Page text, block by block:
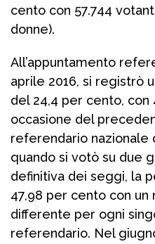
cento con 57.744
donne).
All’appuntamento
aprile 2016, si registrò
del 24,4 per cento, con
occasione del
referendario nazionale
quando si votò su due
definitiva dei seggi, la
47,98 per cento con un
differente per ogni
referendario. Nel